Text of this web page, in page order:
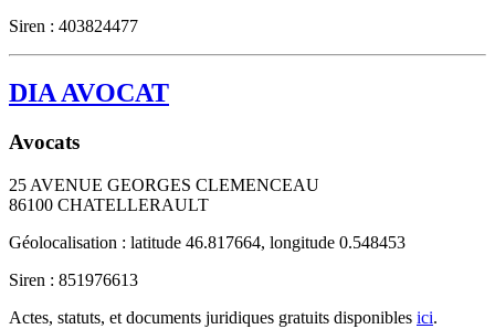
Siren : 403824477
DIA AVOCAT
Avocats
25 AVENUE GEORGES CLEMENCEAU
86100 CHATELLERAULT
Géolocalisation : latitude 46.817664, longitude 0.548453
Siren : 851976613
Actes, statuts, et documents juridiques gratuits disponibles ici.